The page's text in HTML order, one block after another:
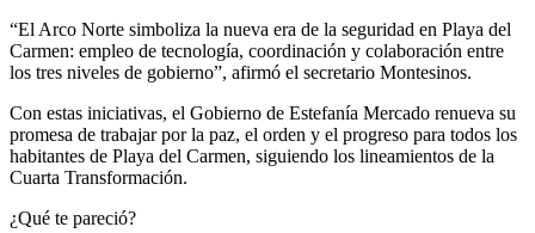
“El Arco Norte simboliza la nueva era de la seguridad en Playa del
Carmen: empleo de tecnología, coordinación y colaboración entre
los tres niveles de gobierno”, afirmó el secretario Montesinos.
Con estas iniciativas, el Gobierno de Estefanía Mercado renueva su
promesa de trabajar por la paz, el orden y el progreso para todos los
habitantes de Playa del Carmen, siguiendo los lineamientos de la
Cuarta Transformación.
¿Qué te pareció?